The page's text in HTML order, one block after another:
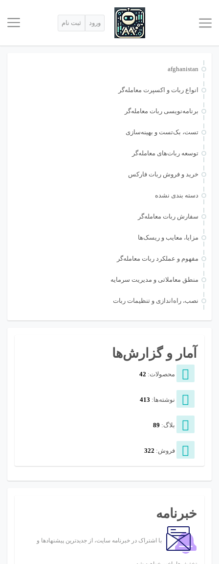
ورود ثبت نام
afghanistan
انواع ربات و اکسپرت معامله‌گر
برنامه‌نویسی ربات معامله‌گر
تست، بک‌تست و بهینه‌سازی
توسعه ربات‌های معامله‌گر
خرید و فروش ربات فارکس
دسته بندی نشده
سفارش ربات معامله‌گر
مزایا، معایب و ریسک‌ها
مفهوم و عملکرد ربات معامله‌گر
منطق معاملاتی و مدیریت سرمایه
نصب، راه‌اندازی و تنظیمات ربات
آمار و گزارش‌ها
محصولات: 42
نوشته‌ها: 413
بلاگ: 89
فروش: 322
خبرنامه
با اشتراک در خبرنامه سایت، از جدیدترین پیشنهادها و